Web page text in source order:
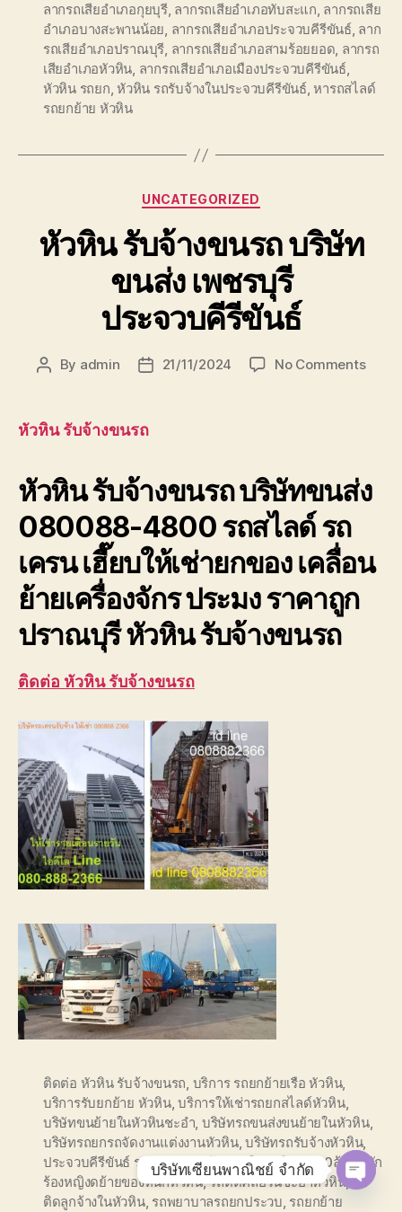
ลากรถเสียอำเภอกุยบุรี, ลากรถเสียอำเภอทับสะแก, ลากรถเสีย
อำเภอบางสะพานน้อย, ลากรถเสียอำเภอประจวบคีรีขันธ์, ลาก
รถเสียอำเภอปราณบุรี, ลากรถเสียอำเภอสามร้อยยอด, ลากรถ
เสียอำเภอหัวหิน, ลากรถเสียอำเภอเมืองประจวบคีรีขันธ์,
หัวหิน รถยก,หัวหิน รถรับจ้างในประจวบคีรีขันธ์,หารถสไลด์
รถยกย้าย หัวหิน
Categories
UNCATEGORIZED
หัวหิน รับจ้างขนรถ บริษัท
ขนส่ง เพชรบุรี
ประจวบคีรีขันธ์
Post
By admin
Post21/11/2024 No Commentson
เพชร
ประจ
หัวหิน รับจ้างขนรถ
หัวหิน รับจ้างขนรถ บริษัทขนส่ง
080088-4800 รถสไลด์ รถ
เครน เฮี๊ยบให้เช่ายกของ เคลื่อน
ย้ายเครื่องจักร ประมง ราคาถูก
ปราณบุรี หัวหิน รับจ้างขนรถ
ติดต่อ หัวหิน รับจ้างขนรถ
ติดต่อ หัวหิน รับจ้างขนรถ, บริการ รถยกย้ายเรือ หัวหิน,
บริการรับยกย้าย หัวหิน,บริการให้เช่ารถยกสไลด์หัวหิน,
บริษัทขนย้ายในหัวหินชะอำ, บริษัทรถขนส่งขนย้ายในหัวหิน,
บริษัทรถยกรถจัดงานแต่งงานหัวหิน,บริษัทรถรับจ้างหัวหิน,
ประจวบคีรีขันธ์ รถลากจูง, ยกย้าย รถในหัวหิน ,รถ10ล้อติดนัก
ร้องหญิงดย้ายของหนักหัวหิน,รถติดคลอรีนชะอำหัวหิน,รถ
ติดลูกจ้างในหัวหิน, รถพยาบาลรถยกประวบ, รถยกย้าย
บริษัทเซียนพาณิชย์ จำกัด